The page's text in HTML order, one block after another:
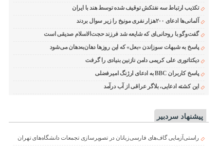
تکذیب ارتباط سه نفتکش توقیف شده توسط هند با ایران
آلمانی‌ها ادعای ۲۰۰هزار نفری مونیخ را زیر سوال بردند
گفت‌وگو با روحانی‌ای که شایعه شد فرزند حجت‌الاسلام صدیقی است
پاسخ به شبهات سوزاندن «بعل» که این روزها دهان‌به‌دهان می‌شود
دیکتاتوری علی کریمی دامن نازنین بنیادی را گرفت
پاسخ کاربران BBC به ادعای ارژنگ امیرفضلی
این کشته ادعایی، بلاگر عراقی از آب درآمد
پیشنهاد سردبیر
راستی‌آزمایی گاف‌های فارسی‌زبانان در تصویرسازی تجمعات دانشگاه‌های تهران